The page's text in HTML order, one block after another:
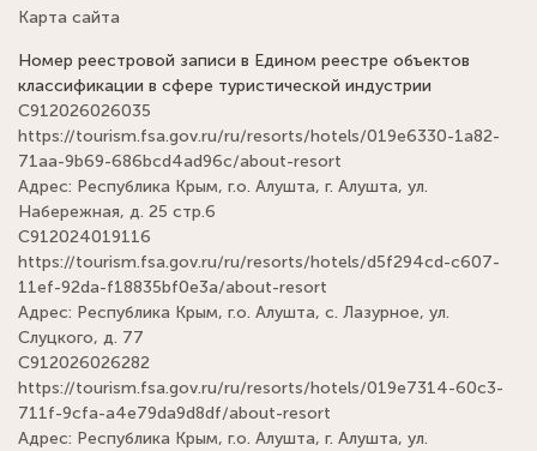
Карта сайта
Номер реестровой записи в Едином реестре объектов
классификации в сфере туристической индустрии
С912026026035
https://tourism.fsa.gov.ru/ru/resorts/hotels/019e6330-1a82-
71aa-9b69-686bcd4ad96c/about-resort
Адрес: Республика Крым, г.о. Алушта, г. Алушта, ул.
Набережная, д. 25 стр.6
С912024019116
https://tourism.fsa.gov.ru/ru/resorts/hotels/d5f294cd-c607-
11ef-92da-f18835bf0e3a/about-resort
Адрес: Республика Крым, г.о. Алушта, с. Лазурное, ул.
Слуцкого, д. 77
С912026026282
https://tourism.fsa.gov.ru/ru/resorts/hotels/019e7314-60c3-
711f-9cfa-a4e79da9d8df/about-resort
Адрес: Республика Крым, г.о. Алушта, г. Алушта, ул.